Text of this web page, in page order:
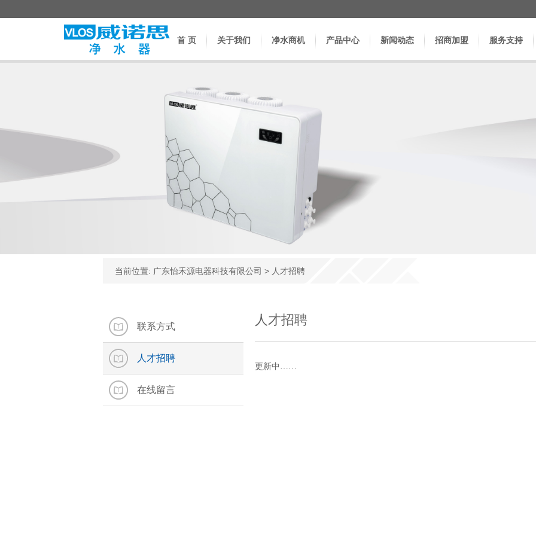
首 页 关于我们 净水商机 产品中心 新闻动态 招商加盟 服务支持
当前位置: 广东怡禾源电器科技有限公司 > 人才招聘
人才招聘
更新中……
联系方式
人才招聘
在线留言